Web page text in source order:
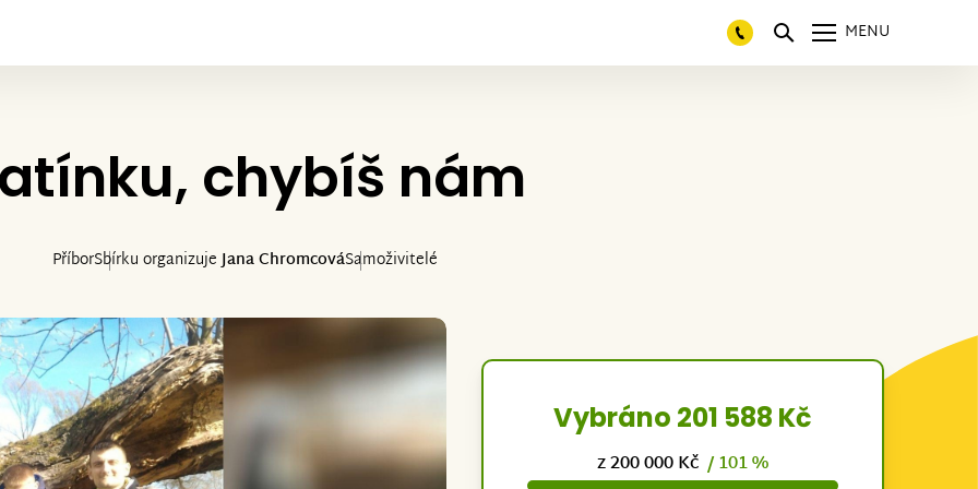
MENU
chybíš nám
PříborSbírku organizujeJana ChromcováSamoživitelé
Vybráno 201 588 Kč
z 200 000 Kč / 101 %